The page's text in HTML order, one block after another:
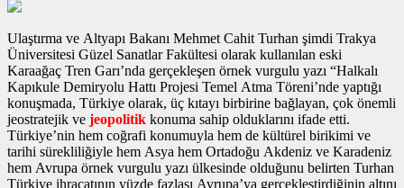
Ulaştırma ve Altyapı Bakanı Mehmet Cahit Turhan şimdi Trakya
Üniversitesi Güzel Sanatlar Fakültesi olarak kullanılan eski
Karaağaç Tren Garı’nda gerçekleşen örnek vurgulu yazı “Halkalı
Kapıkule Demiryolu Hattı Projesi Temel Atma Töreni’nde yaptığı
konuşmada, Türkiye olarak, üç kıtayı birbirine bağlayan, çok önemli
jeostratejik ve jeopolitik konuma sahip olduklarını ifade etti.
Türkiye’nin hem coğrafi konumuyla hem de kültürel birikimi ve
tarihi sürekliliğiyle hem Asya hem Ortadoğu Akdeniz ve Karadeniz
hem Avrupa örnek vurgulu yazı ülkesinde olduğunu belirten Turhan
Türkiye ihracatının yüzde fazlası Avrupa’ya gerçekleştirdiğinin altını